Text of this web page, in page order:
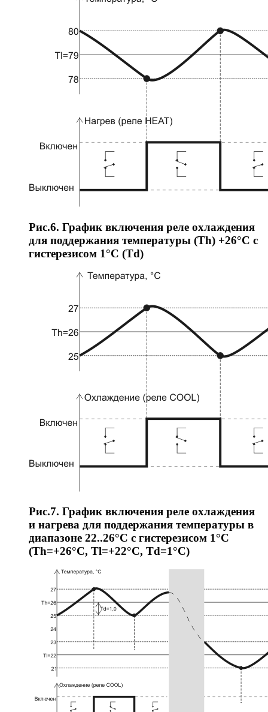
Рис.6. График включения реле охлаждения
для поддержания температуры (Th) +26°C с
гистерезисом 1°C (Td)
Рис.7. График включения реле охлаждения
и нагрева для поддержания температуры в
диапазоне 22..26°C с гистерезисом 1°C
(Th=+26°C, Tl=+22°C, Td=1°C)